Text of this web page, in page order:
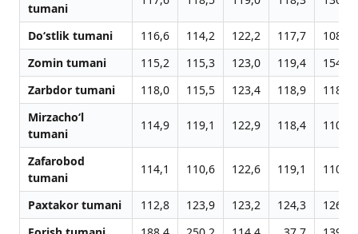
tumani
Do‘stlik tumani 116,6 114,2 122,2 117,7
108,6
Zomin tumani
115,2 115,3 123,0 119,4
154,0
Zarbdor tumani
118,0 115,5 123,4 118,9
118,2
Mirzacho‘l
tumani
114,9 119,1 122,9 118,4 110,6
Zafarobod
tumani
114,1 110,6 122,6 119,1 110,7
Paxtakor tumani 112,8 123,9 123,2 124,3
126,8